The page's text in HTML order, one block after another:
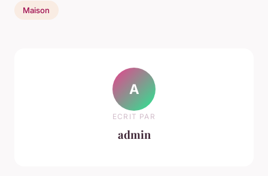
Maison
A
ECRIT PAR
admin